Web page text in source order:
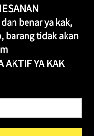
benar ya kak,
barang tidak akan
YA KAK